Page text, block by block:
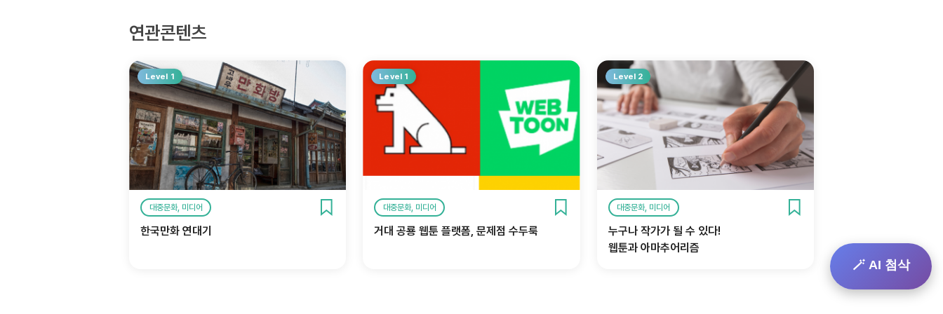
연관콘텐츠
Level 1
대중문화, 미디어
한국만화 연대기
Level 1
대중문화, 미디어
거대 공룡 웹툰 플랫폼, 문제점 수두룩
Level 2
대중문화, 미디어
누구나 작가가 될 수 있다!
웹툰과 아마추어리즘
🪄 AI 첨삭